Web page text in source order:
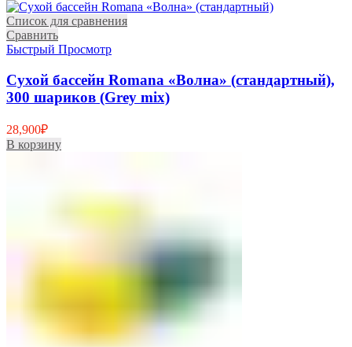
Список для сравнения
Сравнить
Быстрый Просмотр
Сухой бассейн Romana «Волна» (стандартный),
300 шариков (Grey mix)
28,900₽
В корзину